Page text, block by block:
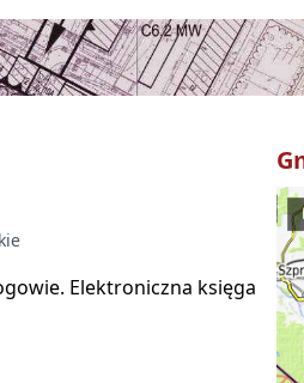
. Elektroniczna księga